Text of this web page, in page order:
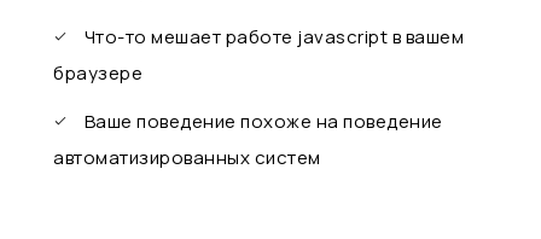
Что-то мешает работе javascript в вашем
браузере
Ваше поведение похоже на поведение
автоматизированных систем